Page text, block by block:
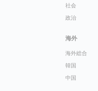
社会
政治
海外
海外総合
韓国
中国